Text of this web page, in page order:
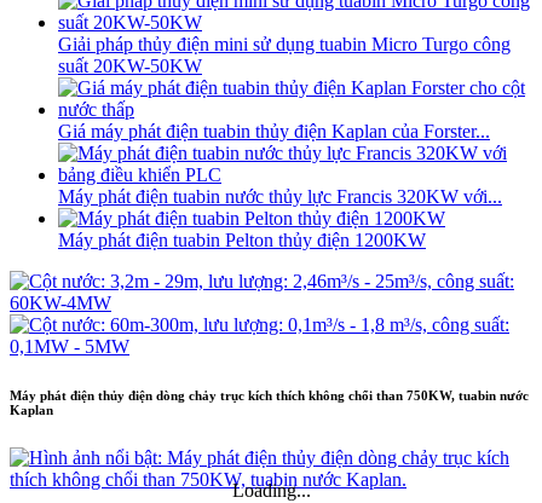
Giải pháp thủy điện mini sử dụng tuabin Micro Turgo công
suất 20KW-50KW
Giá máy phát điện tuabin thủy điện Kaplan của Forster...
Máy phát điện tuabin nước thủy lực Francis 320KW với...
Máy phát điện tuabin Pelton thủy điện 1200KW
Máy phát điện thủy điện dòng chảy trục kích thích không chổi than 750KW, tuabin nước
Kaplan
Loading...